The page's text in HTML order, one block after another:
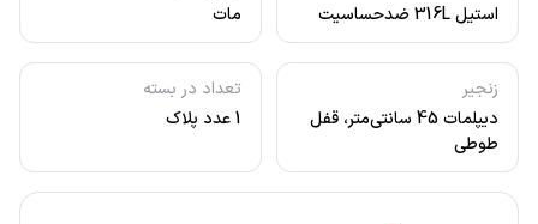
استیل 316L ضدحساسیت
مات
زنجیر
دیپلمات 45 سانتی‌متر، قفل
طوطی
تعداد در بسته
1 عدد پلاک